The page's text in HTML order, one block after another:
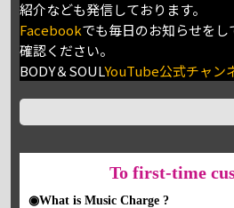
紹介なども発信しております。
Facebookでも毎日のお知らせを
確認ください。
BODY＆SOULYouTube公式チャン
To first-time
◉What is Music Charge ?